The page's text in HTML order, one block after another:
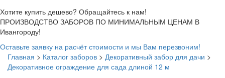
Хотите купить дешево? Обращайтесь к нам!
ПРОИЗВОДСТВО ЗАБОРОВ ПО МИНИМАЛЬНЫМ ЦЕНАМ В
Ивангороду!
Оставьте заявку на расчёт стоимости и мы Вам перезвоним!
Главная > Каталог заборов > Декоративный забор для дачи >
Декоративное ограждение для сада длиной 12 м